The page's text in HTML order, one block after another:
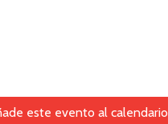
este evento al calendario